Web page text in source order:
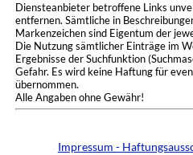
Diensteanbieter betroffene Links
entfernen. Sämtliche in
Markenzeichen sind Eigentum der
Die Nutzung sämtlicher Einträge im
Ergebnisse der Suchfunktion
Gefahr. Es wird keine Haftung für
übernommen.
Alle Angaben ohne Gewähr!
Impressum -